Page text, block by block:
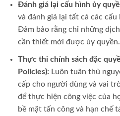
Đánh giá lại cấu hình ủy
và đánh giá lại tất cả các
Đảm bảo rằng chỉ những
cần thiết mới được ủy quyền.
Thực thi chính sách đặc
Policies):Luôn tuân thủ
cấp cho người dùng và vai
để thực hiện công việc của
bề mặt tấn công và hạn chế